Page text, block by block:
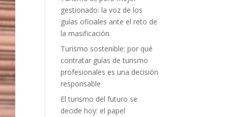
gestionado: la voz de los
guías oficiales ante el reto de
la masificación.
Turismo sostenible: por qué
contratar guías de turismo
profesionales es una decisión
responsable
El turismo del futuro se
decide hoy: el papel